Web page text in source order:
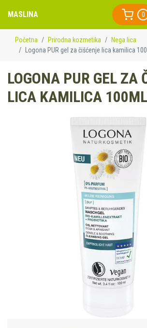
MASLINA 0
Početna Prirodna kozmetika
Nega lica
Logona PUR gel za čišćenje lica kamilica
LOGONA PUR GEL ZA
LICA KAMILICA 100ML